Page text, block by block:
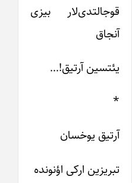
قوجالتدی‌لار بیزی
آنجاق
یئتسین آرتیق!…
*
آرتیق یوخسان
تبریزین ارکی اؤنونده